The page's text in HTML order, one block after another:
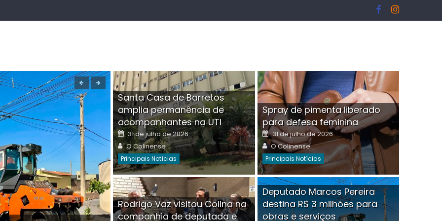
Boutique na Av. Ângelo Martins Tristão é
invadida por criminoso mascarado
Posted
30 de julho de 2026 Author
O Colinense Comment(0)
Santa Casa de Barretos
amplia permanência de
acompanhantes na UTI
Posted
on
31 de julho de 2026
Author
O Colinense
Principais Notícias
Spray de pimenta liberado
para defesa feminina
Posted
on
31 de julho de 2026
Author
O Colinense
Principais Notícias
Rodrigo Vaz visitou Colina na
companhia de deputada e
Deputado Marcos Pereira
destina R$ 3 milhões para
obras e serviços